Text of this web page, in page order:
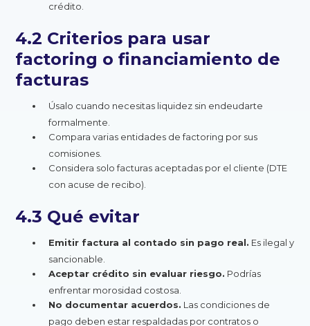
crédito.
4.2 Criterios para usar
factoring o financiamiento de
facturas
Úsalo cuando necesitas liquidez sin endeudarte
formalmente.
Compara varias entidades de factoring por sus
comisiones.
Considera solo facturas aceptadas por el cliente (DTE
con acuse de recibo).
4.3 Qué evitar
Emitir factura al contado sin pago real. Es ilegal y
sancionable.
Aceptar crédito sin evaluar riesgo. Podrías
enfrentar morosidad costosa.
No documentar acuerdos. Las condiciones de
pago deben estar respaldadas por contratos o